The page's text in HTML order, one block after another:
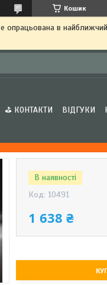
Кошик
опрацьована в
⛳ КОНТАКТИ ВІДГУКИ
В наявності
Код: 10491
1 638 ₴